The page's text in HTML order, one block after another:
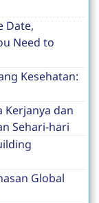
Date,
Need to
Kesehatan:
Kerjanya dan
Sehari-hari
Global